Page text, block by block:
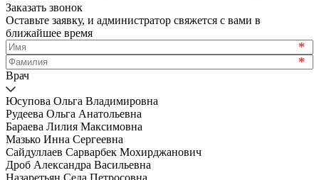
Заказать звонок
Оставьте заявку, и администратор свяжется с вами в
ближайшее время
*
*
Врач
Юсупова Ольга Владимировна
Рудеева Ольга Анатольевна
Бараева Лилия Максимовна
Мазько Инна Сергеевна
Сайдуллаев Сарварбек Мохирджанович
Дроб Александра Васильевна
Назаретьян Седа Петросовна